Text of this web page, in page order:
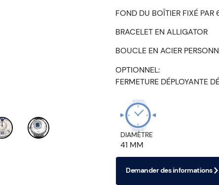
FOND DU BOÎTIER FIXÉ PAR
BRACELET EN ALLIGATOR
BOUCLE EN ACIER
OPTIONNEL:
FERMETURE DÉPLOYANTE
DIAMÈTRE
41 MM
Demander des informations